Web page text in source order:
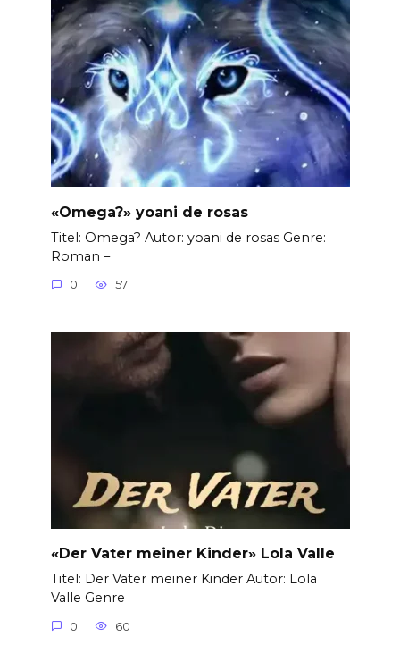
«Omega?» yoani de rosas
Titel: Omega? Autor: yoani de rosas Genre:
Roman –
0 57
«Der Vater meiner Kinder» Lola Valle
Titel: Der Vater meiner Kinder Autor: Lola
Valle Genre
0 60